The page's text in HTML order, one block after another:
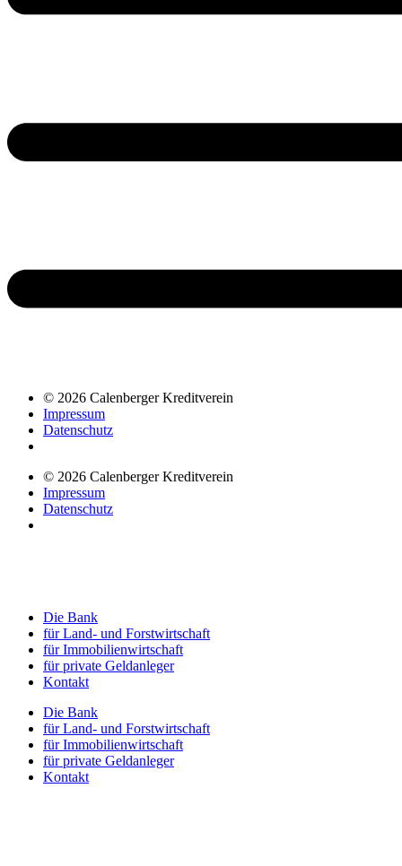
© 2026 Calenberger Kreditverein
Impressum
Datenschutz
© 2026 Calenberger Kreditverein
Impressum
Datenschutz
Die Bank
für Land- und Forstwirtschaft
für Immobilienwirtschaft
für private Geldanleger
Kontakt
Die Bank
für Land- und Forstwirtschaft
für Immobilienwirtschaft
für private Geldanleger
Kontakt